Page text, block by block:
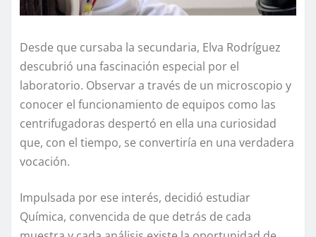
Desde que cursaba la secundaria, Elva Rodríguez
descubrió una fascinación especial por el
laboratorio. Observar a través de un microscopio y
conocer el funcionamiento de equipos como las
centrifugadoras despertó en ella una curiosidad
que, con el tiempo, se convertiría en una verdadera
vocación.
Impulsada por ese interés, decidió estudiar
Química, convencida de que detrás de cada